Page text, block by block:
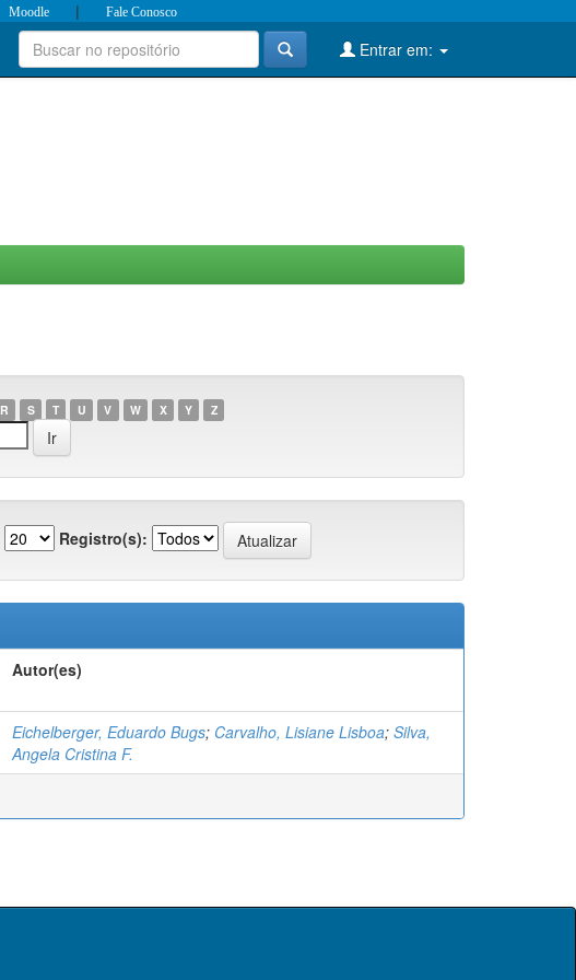
Moodle | Fale Conosco
Entrar em:
R S T U V W X Y Z
Registro(s):
Autor(es)
Eichelberger, Eduardo Bugs; Carvalho, Lisiane Lisboa; Silva,
Angela Cristina F.